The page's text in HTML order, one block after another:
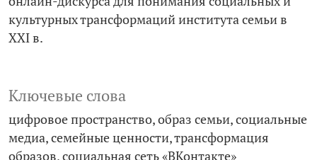
культурных трансформаций института семьи в
XXI в.
Ключевые слова
цифровое пространство образ семьи социальные
медиа семейные ценности трансформация
образов социальная сеть «ВКонтакте»